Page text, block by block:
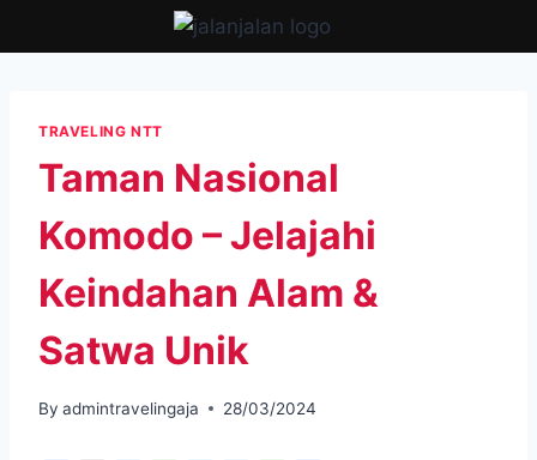
to
TRAVELING NTT
Taman Nasional
Komodo – Jelajahi
Keindahan Alam &
Satwa Unik
By admintravelingaja 28/03/2024